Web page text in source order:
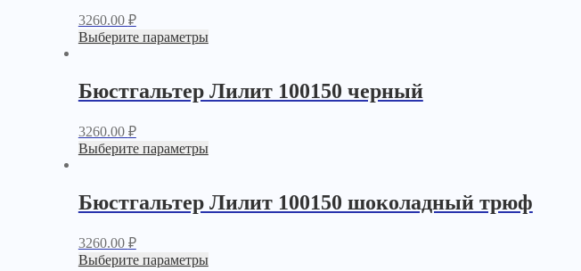
3260.00 ₽
Выберите параметры
Бюстгальтер Лилит 100150 черный
3260.00 ₽
Выберите параметры
Бюстгальтер Лилит 100150 шоколадный трюф
3260.00 ₽
Выберите параметры